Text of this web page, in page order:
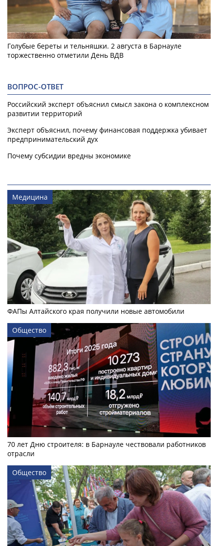
Голубые береты и тельняшки. 2 августа в Барнауле
торжественно отметили День ВДВ
ВОПРОС-ОТВЕТ
Российский эксперт объяснил смысл закона о комплексном
развитии территорий
Эксперт объяснил, почему финансовая поддержка убивает
предпринимательский дух
Почему субсидии вредны экономике
Медицина
ФАПы Алтайского края получили новые автомобили
Общество
70 лет Дню строителя: в Барнауле чествовали работников
отрасли
Общество